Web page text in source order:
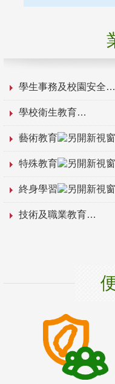
學生事務及校園安全
學校衛生教育
藝術教育
特殊教育
終身學習
技術及職業教育